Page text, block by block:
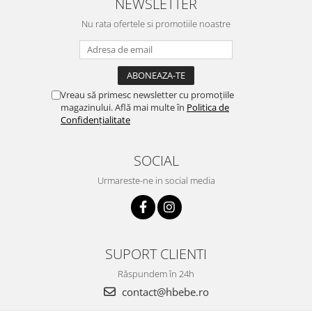
Nu rata ofertele si promotiile noastre
Vreau să primesc newsletter cu promoțiile
magazinului. Află mai multe în Politica de
Confidențialitate
SOCIAL
Urmareste-ne in social media
SUPORT CLIENTI
Răspundem în 24h
contact@hbebe.ro